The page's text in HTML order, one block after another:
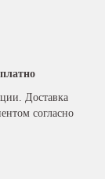
Доставка
согласно